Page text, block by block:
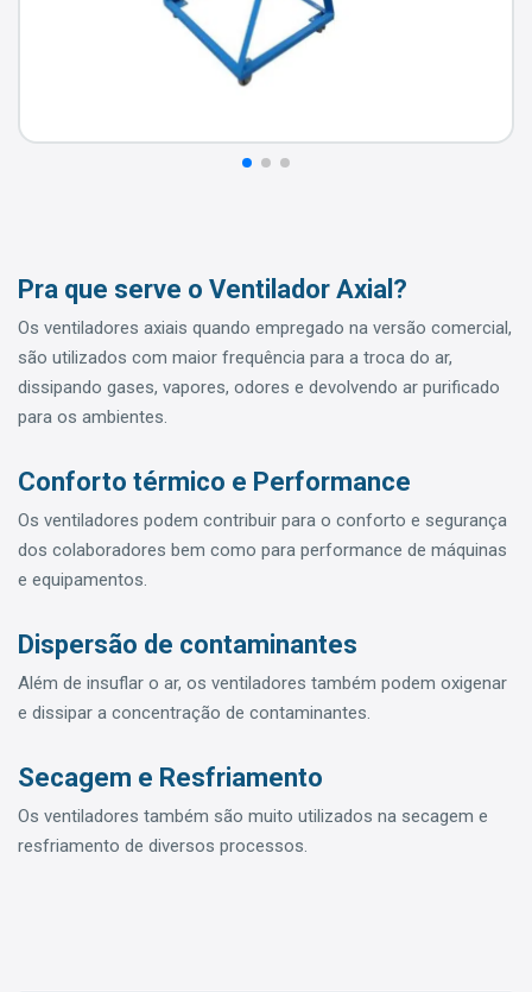
Pra que serve o Ventilador Axial?
Os ventiladores axiais quando empregado na versão comercial,
são utilizados com maior frequência para a troca do ar,
dissipando gases, vapores, odores e devolvendo ar purificado
para os ambientes.
Conforto térmico e Performance
Os ventiladores podem contribuir para o conforto e segurança
dos colaboradores bem como para performance de máquinas
e equipamentos.
Dispersão de contaminantes
Além de insuflar o ar, os ventiladores também podem oxigenar
e dissipar a concentração de contaminantes.
Secagem e Resfriamento
Os ventiladores também são muito utilizados na secagem e
resfriamento de diversos processos.